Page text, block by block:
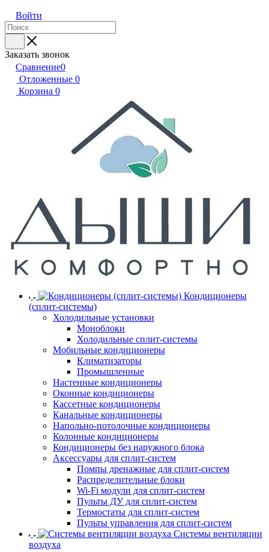
Войти
Заказать звонок
Сравнение0
Отложенные 0
Корзина 0
Кондиционеры
(сплит-системы)
Холодильные установки
Моноблоки
Холодильные сплит-системы
Мобильные кондиционеры
Климатизаторы
Промышленные
Настенные кондиционеры
Оконные кондиционеры
Кассетные кондиционеры
Канальные кондиционеры
Напольно-потолочные кондиционеры
Колонные кондиционеры
Кондиционеры без наружного блока
Аксессуары для сплит-систем
Помпы дренажные для сплит-систем
Распределительные блоки
Wi-Fi модули для сплит-систем
Пульты ДУ для сплит-систем
Термостаты для сплит-систем
Пульты управления для сплит-систем
Системы вентиляции
воздуха